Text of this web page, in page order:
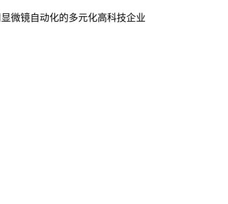
显微镜自动化的多元化高科技企业